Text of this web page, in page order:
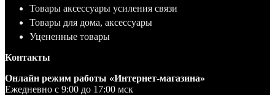
Товары аксессуары усиления связи
Товары для дома, аксессуары
Уцененные товары
Контакты
Онлайн режим работы «Интернет-магазина»
Ежедневно с 9:00 до 17:00 мск